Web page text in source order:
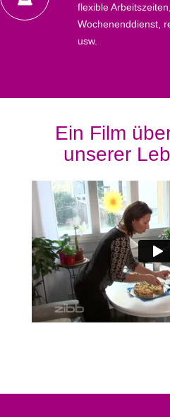
flexible
Wochenenddienst,
usw.
Ein Film
unserer